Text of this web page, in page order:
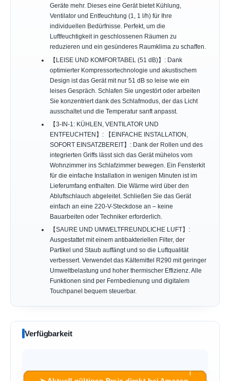
Geräte mehr. Dieses eine Gerät bietet Kühlung,
Ventilator und Entfeuchtung (1, 1 l/h) für Ihre
individuellen Bedürfnisse. Perfekt, um die
Luftfeuchtigkeit in geschlossenen Räumen zu
reduzieren und ein gesünderes Raumklima zu schaffen.
【LEISE UND KOMFORTABEL (51 dB)】: Dank
optimierter Kompressortechnologie und akustischem
Design ist das Gerät mit nur 51 dB so leise wie ein
leises Gespräch. Schlafen Sie ungestört oder arbeiten
Sie konzentriert dank des Schlafmodus, der das Licht
ausschaltet und die Temperatur sanft anpasst.
【3-IN-1: KÜHLEN, VENTILATOR UND
ENTFEUCHTEN】: 【EINFACHE INSTALLATION,
SOFORT EINSATZBEREIT】: Dank der Rollen und des
integrierten Griffs lässt sich das Gerät mühelos vom
Wohnzimmer ins Schlafzimmer bewegen. Ein Fensterkit
für die einfache Installation in wenigen Minuten ist im
Lieferumfang enthalten. Die Wärme wird über den
Abluftschlauch abgeleitet. Schließen Sie das Gerät
einfach an eine 220-V-Steckdose an – keine
Bauarbeiten oder Techniker erforderlich.
【SAURE UND UMWELTFREUNDLICHE LUFT】:
Ausgestattet mit einem antibakteriellen Filter, der
Partikel und Staub auffängt und so die Luftqualität
verbessert. Verwendet das Kältemittel R290 mit geringer
Umweltbelastung und hoher thermischer Effizienz. Alle
Funktionen sind per Fernbedienung und digitalem
Touchpanel bequem steuerbar.
Verfügbarkeit
ℹ︎